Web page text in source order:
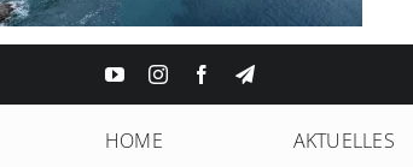
HOME AKTUELLES